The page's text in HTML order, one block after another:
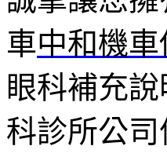
車中和機車
眼科補充
科診所公